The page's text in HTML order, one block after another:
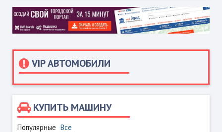
VIP АВТОМОБИЛИ
КУПИТЬ МАШИНУ
Популярные Все